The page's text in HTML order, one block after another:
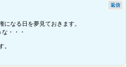
なる日を夢見ておきます。
・・・
。
返信